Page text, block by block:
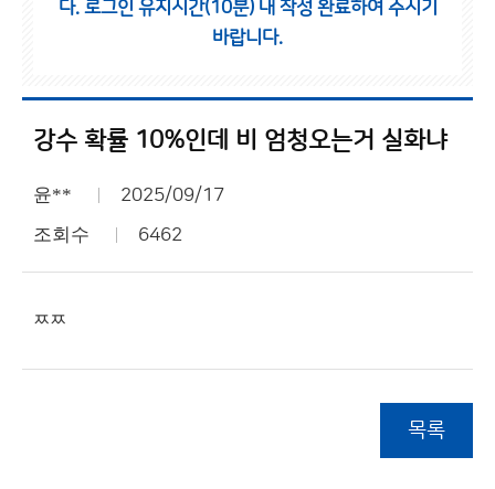
다. 로그인 유지시간(10분) 내 작성 완료하여 주시기
바랍니다.
강수 확률 10%인데 비 엄청오는거 실화냐
윤** 2025/09/17
조회수 6462
ㅉㅉ
목록